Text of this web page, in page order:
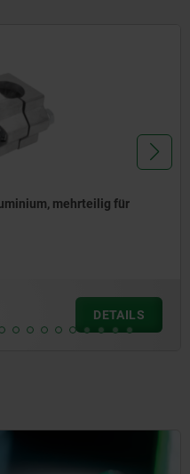
mehrteilig für
DETAILS